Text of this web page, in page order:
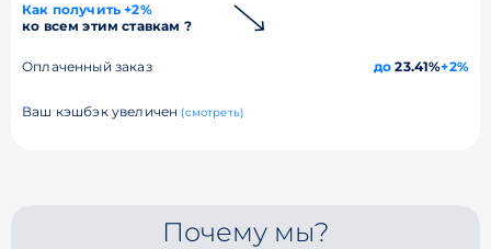
Как получить +2%
ко всем этим ставкам ?
Оплаченный заказ до 23.41%+2%
Ваш кэшбэк увеличен (смотреть)
Почему мы?